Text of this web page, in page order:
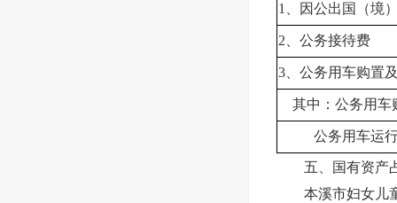
1、因公出国（境
2、公务接待费
3、公务用车购置
其中：公务用车
公务用车运
五、国有资产
本溪市妇女儿童